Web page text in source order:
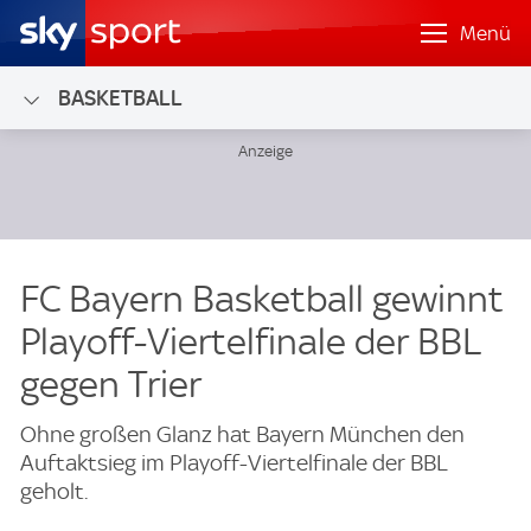
Menü
BASKETBALL
FC Bayern Basketball gewinnt
Playoff-Viertelfinale der BBL
gegen Trier
Ohne großen Glanz hat Bayern München den
Auftaktsieg im Playoff-Viertelfinale der BBL
geholt.